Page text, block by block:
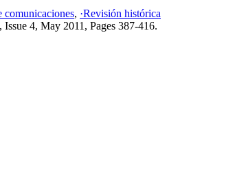
comunicaciones, ·Revisión histórica
4, May 2011, Pages 387-416.